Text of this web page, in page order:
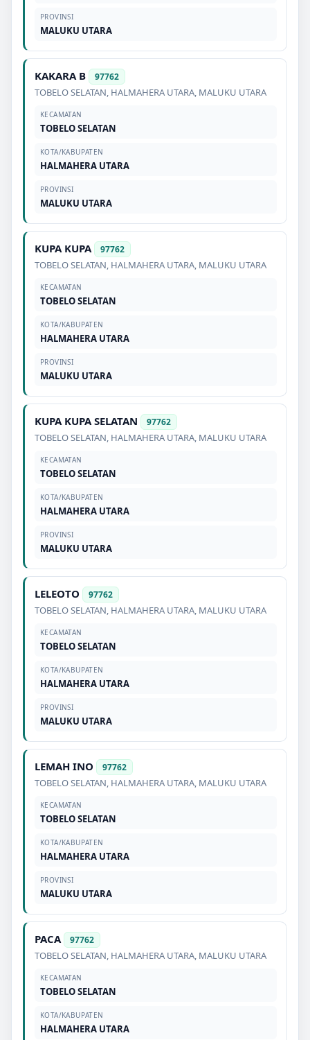
PROVINSI
MALUKU UTARA
KAKARA B 97762
TOBELO SELATAN, HALMAHERA UTARA, MALUKU UTARA
KECAMATAN
TOBELO SELATAN
KOTA/KABUPATEN
HALMAHERA UTARA
PROVINSI
MALUKU UTARA
KUPA KUPA 97762
TOBELO SELATAN, HALMAHERA UTARA, MALUKU UTARA
KECAMATAN
TOBELO SELATAN
KOTA/KABUPATEN
HALMAHERA UTARA
PROVINSI
MALUKU UTARA
KUPA KUPA SELATAN 97762
TOBELO SELATAN, HALMAHERA UTARA, MALUKU UTARA
KECAMATAN
TOBELO SELATAN
KOTA/KABUPATEN
HALMAHERA UTARA
PROVINSI
MALUKU UTARA
LELEOTO 97762
TOBELO SELATAN, HALMAHERA UTARA, MALUKU UTARA
KECAMATAN
TOBELO SELATAN
KOTA/KABUPATEN
HALMAHERA UTARA
PROVINSI
MALUKU UTARA
LEMAH INO 97762
TOBELO SELATAN, HALMAHERA UTARA, MALUKU UTARA
KECAMATAN
TOBELO SELATAN
KOTA/KABUPATEN
HALMAHERA UTARA
PROVINSI
MALUKU UTARA
PACA 97762
TOBELO SELATAN, HALMAHERA UTARA, MALUKU UTARA
KECAMATAN
TOBELO SELATAN
KOTA/KABUPATEN
HALMAHERA UTARA